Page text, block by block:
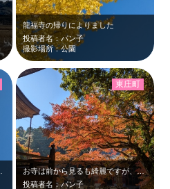
龍福寺の帰りによりました
投稿者名：パン子
撮影場所：公園
お寺は前から見るも綺麗ですが、後ろの方から見ても綺麗ですこの後ろには滝が流れて…
投稿者名：パン子
東庄町